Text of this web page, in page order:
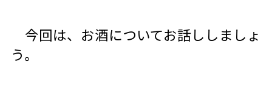
今回は、お酒についてお話ししましょ
う。